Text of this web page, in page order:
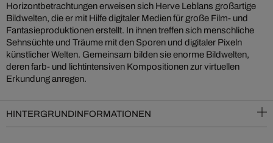
Horizontbetrachtungen erweisen sich Herve Leblans großartige
Bildwelten, die er mit Hilfe digitaler Medien für große Film- und
Fantasieproduktionen erstellt. In ihnen treffen sich menschliche
Sehnsüchte und Träume mit den Sporen und digitaler Pixeln
künstlicher Welten. Gemeinsam bilden sie enorme Bildwelten,
deren farb- und lichtintensiven Kompositionen zur virtuellen
Erkundung anregen.
HINTERGRUNDINFORMATIONEN